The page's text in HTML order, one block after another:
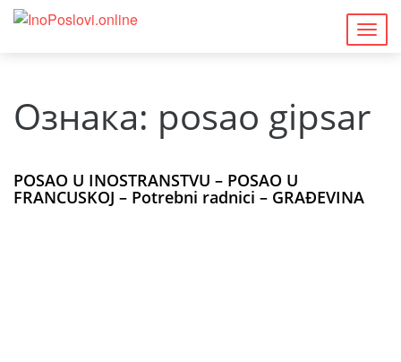
Ознака: posao gipsar
POSAO U INOSTRANSTVU – POSAO U
FRANCUSKOJ – Potrebni radnici – GRAĐEVINA